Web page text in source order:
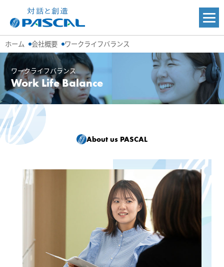
ホーム 会社概要 ワークライフバランス
ワークライフバランス
Work Life Balance
About us PASCAL